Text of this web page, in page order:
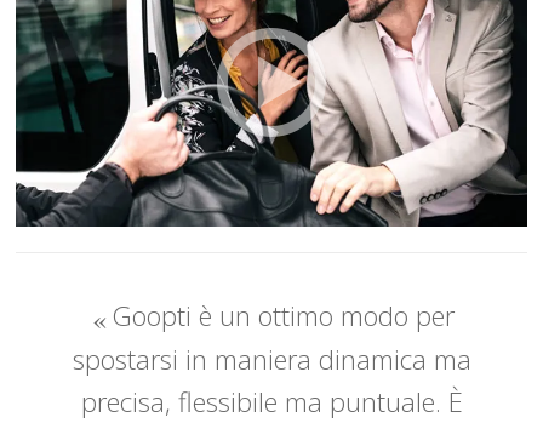
Goopti è un ottimo modo per
spostarsi in maniera dinamica ma
precisa, flessibile ma puntuale. È